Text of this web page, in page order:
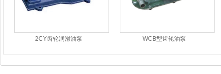
2CY齿轮润滑油泵 WCB型齿轮油泵